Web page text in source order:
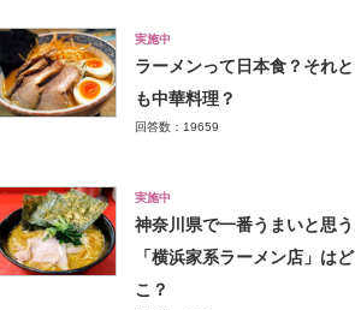
実施中
ラーメンって日本食？それと
も中華料理？
回答数：19659
実施中
神奈川県で一番うまいと思う
「横浜家系ラーメン店」はど
こ？